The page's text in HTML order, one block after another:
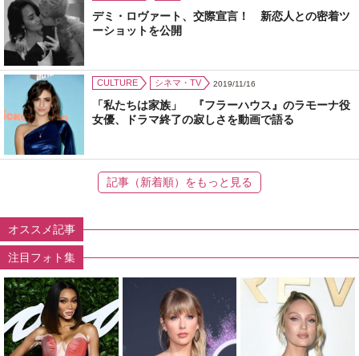
デミ・ロヴァート、交際宣言！ 新恋人との密着ツ
ーショットを公開
CULTURE シネマ・TV 2019/11/16
「私たちは家族」 『フラーハウス』のラモーナ役
女優、ドラマ終了の寂しさを動画で語る
記事（新着順）をもっと見る
オススメ記事
注目フォト集